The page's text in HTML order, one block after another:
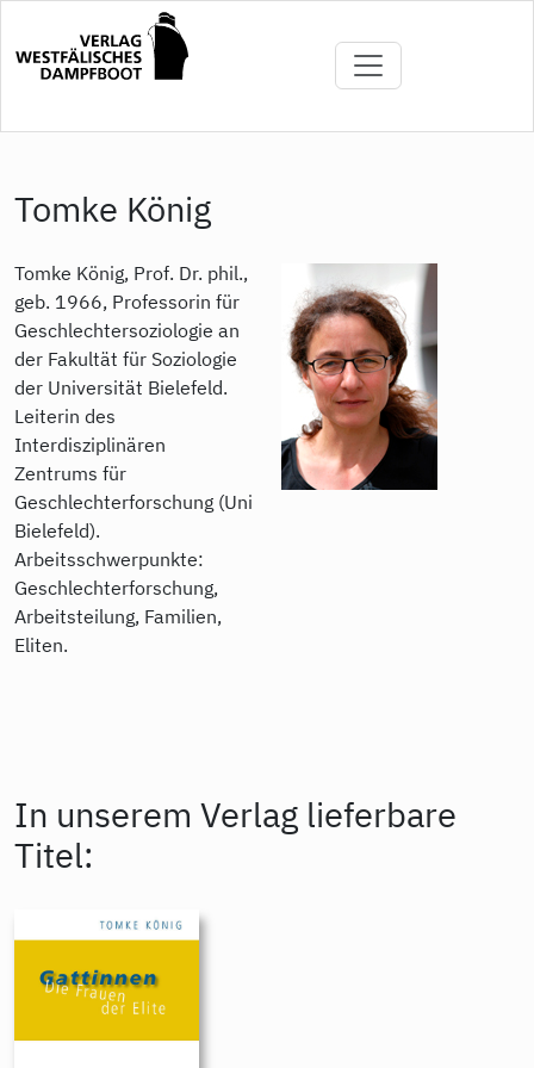
Inhalt
Tomke König
Tomke König, Prof. Dr. phil.,
geb. 1966, Professorin für
Geschlechtersoziologie an
der Fakultät für Soziologie
der Universität Bielefeld.
Leiterin des
Interdisziplinären
Zentrums für
Geschlechterforschung (Uni
Bielefeld).
Arbeitsschwerpunkte:
Geschlechterforschung,
Arbeitsteilung, Familien,
Eliten.
In unserem Verlag lieferbare
Titel: